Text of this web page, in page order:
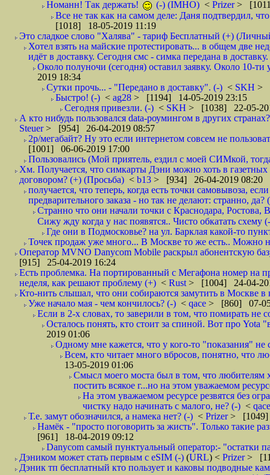
Номанн! Так держать!
(-) (IMHO) < Prizer>
Все не так как на самом деле: Даня подтвердил,
[1018] 18-05-2019 11:19
Это сладкое слово "Халява" - тариф Бесплатный (+)
Хотел взять на майские протестировать... в общем две
идёт в доставку. Сегодня смс - симка передана в
Около полуночи (сегодня) оставил заявку. Около 10-ти
2019 18:34
Сутки прочь... - "Передано в доставку". (-) < SKH >
Быстро! (-) < ag28 > [1194] 14-05-2019 23:15
Сегодня привезли. (-) < SKH > [1038] 22-05-
А кто нибудь пользовался data-роумингом в других
Steuer> [954] 26-04-2019 08:57
2р/мегабайт? Ну это если интернетом совсем не
[1001] 06-06-2019 17:00
Пользовались (Мой приятель, ездил с моей СИМкой,
Хм. Получается, что симкарты Дэни можно хоть в газетных
договором? (+) (Просьба) < b13 > [934] 26-04-2019 08:20
получается, что теперь, когда есть точки самовывоза,
предварительного заказа - но так не делают: странно, да?
Странно что они начали точки с Краснодара,
Сижу жду когда у нас появятся.. Чисто обкатать схему
Где они в Подмосковье? на ул. Барклая какой-то
Точек продаж уже много... В Москве то же есть.. Можно
Оператор MVNO Danycom Mobile раскрыл абонентскую
[915] 25-04-2019 16:24
Есть проблемка. На портированный с Мегафона номер на
неделя, как решают проблему (+) < Rust > [1004] 24-04-
Кто-нить слышал, что они собираются замутить в Москве в
Уже начало мая - чем кончилось? (-) < qace > [860] 07-
Если в 2-х словах, то заверили в том, что помирать не
Осталось понять, кто стоит за спиной. Вот про Yota
2019 01:06
Одному мне кажется, что у кого-то "показания" не
Всем, кто читает много вбросов, понятно, что
13-05-2019 01:06
Смысл моего моста был в том, что любителям
постить всякое г...но на этом уважаемом
На этом уважаемом ресурсе резвятся без
чистку надо начинать с малого, не? (-) <
Т.е. замут обозначился, а намека нет? (-) < Prizer> [1049]
Намёк - "просто поговорить за жисть". Только такие
[961] 18-04-2019 09:12
Danycom самый пунктуальный оператор:- "остатки
Дэником может стать первым с еSIM (-) (URL) < Prizer>
Дэник тп бесплатный кто пользует и каковы подводные